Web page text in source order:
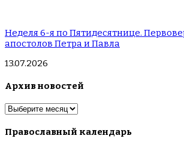
Неделя 6-я по Пятидесятнице.
апостолов Петра и Павла
13.07.2026
Архив новостей
Архив
Православный календарь